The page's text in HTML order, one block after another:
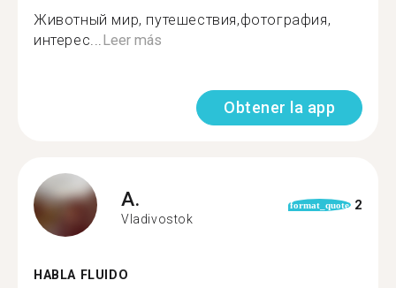
Животный мир, путешествия,фотография,
интерес...Leer más
Obtener la app
A.
Vladivostok
format_quote 2
HABLA FLUIDO